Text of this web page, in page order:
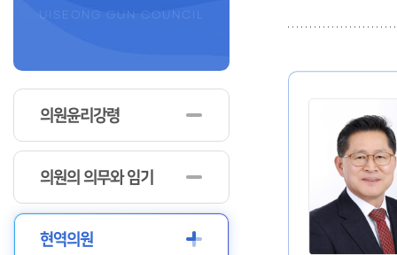
UISEONG GUN COUNCIL
의원윤리강령
의원의 의무와 임기
현역의원